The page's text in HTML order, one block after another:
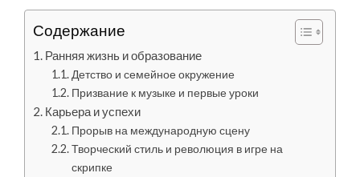
Содержание
Ранняя жизнь и образование
Детство и семейное окружение
Призвание к музыке и первые уроки
Карьера и успехи
Прорыв на международную сцену
Творческий стиль и революция в игре на
скрипке